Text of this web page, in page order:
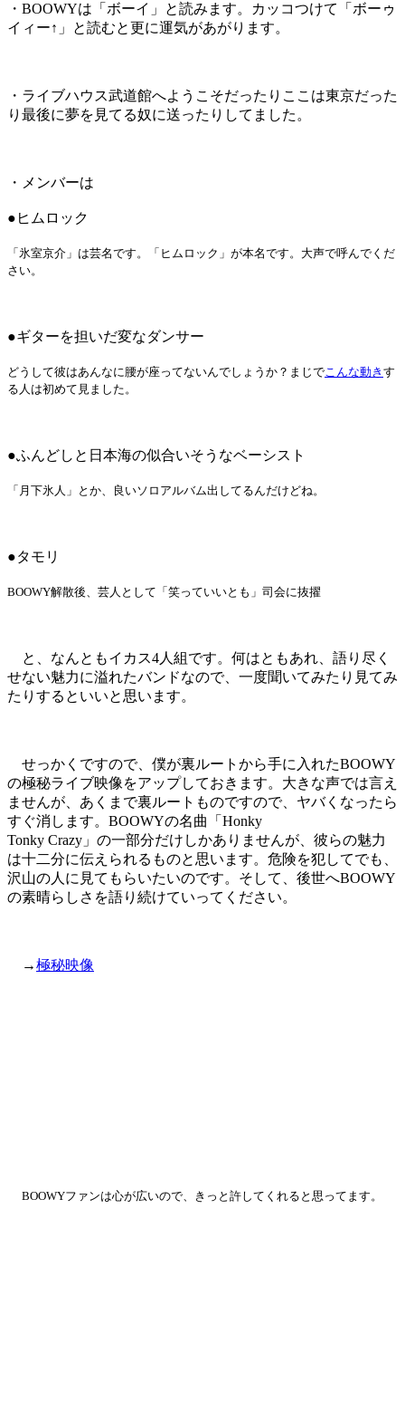
・BOOWYは「ボーイ」と読みます。カッコつけて「ボーゥ
イィー↑」と読むと更に運気があがります。
・ライブハウス武道館へようこそだったりここは東京だった
り最後に夢を見てる奴に送ったりしてました。
・メンバーは
●ヒムロック
「氷室京介」は芸名です。「ヒムロック」が本名です。大声で呼んでくだ
さい。
●ギターを担いだ変なダンサー
どうして彼はあんなに腰が座ってないんでしょうか？まじでこんな動き す
る人は初めて見ました。
●ふんどしと日本海の似合いそうなベーシスト
「月下氷人」とか、良いソロアルバム出してるんだけどね。
●タモリ
BOOWY解散後、芸人として「笑っていいとも」司会に抜擢
と、なんともイカス4人組です。何はともあれ、語り尽く
せない魅力に溢れたバンドなので、一度聞いてみたり見てみ
たりするといいと思います。
せっかくですので、僕が裏ルートから手に入れたBOOWY
の極秘ライブ映像をアップしておきます。大きな声では言え
ませんが、あくまで裏ルートものですので、ヤバくなったら
すぐ消します。BOOWYの名曲「Honky
Tonky Crazy」の一部分だけしかありませんが、彼らの魅力
は十二分に伝えられるものと思います。危険を犯してでも、
沢山の人に見てもらいたいのです。そして、後世へBOOWY
の素晴らしさを語り続けていってください。
→極秘映像
BOOWYファンは心が広いので、きっと許してくれると思ってます。